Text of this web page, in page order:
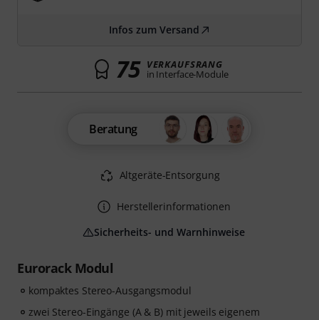
Eurorack Modul
kompaktes Stereo-Ausgangsmodul
zwei Stereo-Eingänge (A & B) mit jeweils eigenem
Infos zum Versand
75 VERKAUFSRANG
in Interface-Module
Beratung
Altgeräte-Entsorgung
Herstellerinformationen
Sicherheits- und Warnhinweise